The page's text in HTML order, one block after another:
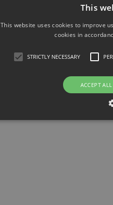
This
This website uses cookies to improve
cookies in
STRICTLY NECESSARY
ACCEPT ALL